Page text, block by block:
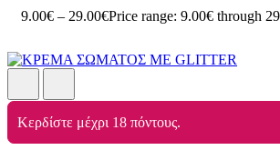
9.00€ – 29.00€Price range: 9.00€ through
Κερδίστε μέχρι 18 πόντους.